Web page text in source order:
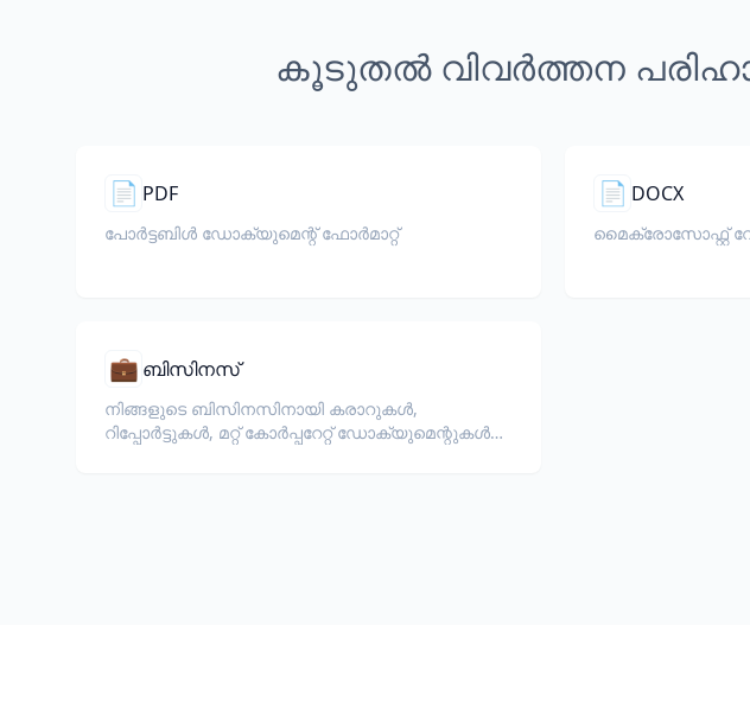
കൂടുതൽ വിവർത്തന
📄 PDF
പോർട്ടബിൾ ഡോക്യുമെന്റ് ഫോർമാറ്റ്
📄 DOCX
മൈക്രോസോഫ്റ്റ്
💼 ബിസിനസ്
നിങ്ങളുടെ ബിസിനസിനായി കരാറുകൾ,
റിപ്പോർട്ടുകൾ, മറ്റ് കോർപ്പറേറ്റ് ഡോക്യുമെന്റുകൾ